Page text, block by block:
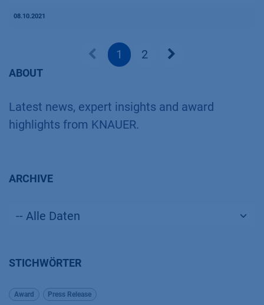
08.10.2021
1 2
ABOUT
Latest news, expert insights and award
highlights from KNAUER.
ARCHIVE
STICHWÖRTER
Award Press Release